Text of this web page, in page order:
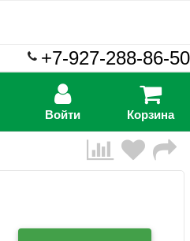
+7-927-288-86-50
Войти Корзина